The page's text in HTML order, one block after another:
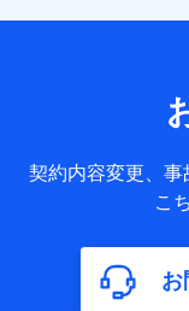
送信履歴などの情
約に関する情報。
名、住所、生年月
保険加入の目的、
年数などの情報、
れます。
契約内容変更、
こ
お